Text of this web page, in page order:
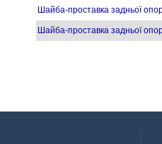
Шайба-проставка задньої
Шайба-проставка задньої